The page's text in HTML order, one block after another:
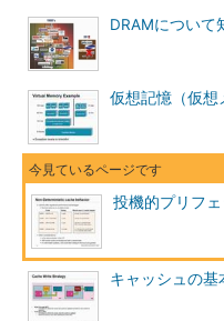
DRAMについて
仮想記憶（仮想
投機的プリフ
キャッシュの基